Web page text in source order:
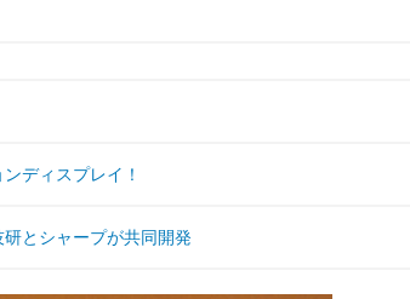
ディスプレイ！
とシャープが共同開発